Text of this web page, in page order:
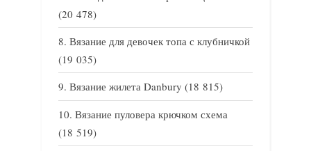
(20 478)
Вязание для девочек топа с клубничкой
(19 035)
Вязание жилета Danbury (18 815)
Вязание пуловера крючком схема
(18 519)